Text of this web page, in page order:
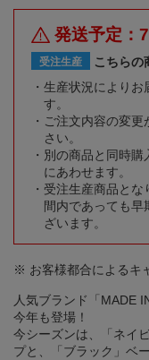
発送予定：
受注生産
こちらの
生産状況によりお
す。
ご注文内容の変
さい。
別の商品と同時購
にあわせます。
受注生産商品とな
間内であっても
ざいます。
※ お客様都合によるキ
人気ブランド「MADE
今年も登場！
今シーズンは、「ネイ
プと、「ブラック」ベ